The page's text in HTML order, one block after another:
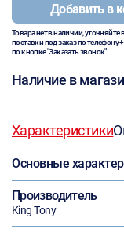
Добавить в
Товара нет в наличии,
поставки под заказ по телефону
по кнопке "Заказать звонок"
Наличие в
Характеристики
Основные
Производитель
King Tony